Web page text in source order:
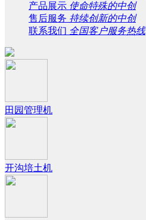
产品展示 使命特殊的中创
售后服务 持续创新的中创
联系我们 全国客户服务热线
田园管理机
开沟培土机